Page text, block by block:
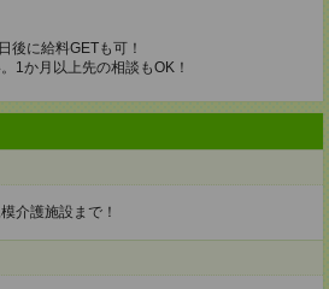
後に給料GETも可！
1か月以上先の相談もOK！
介護施設まで！